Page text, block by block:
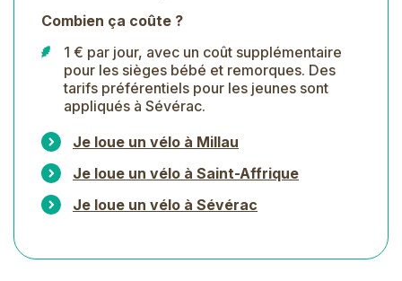
Combien ça coûte ?
1 € par jour, avec un coût supplémentaire
pour les sièges bébé et remorques. Des
tarifs préférentiels pour les jeunes sont
appliqués à Sévérac.
Je loue un vélo à Millau
Je loue un vélo à Saint-Affrique
Je loue un vélo à Sévérac